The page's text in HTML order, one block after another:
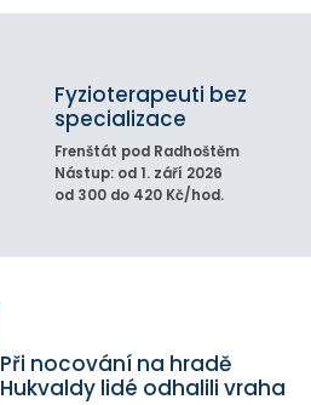
Fyzioterapeuti bez
specializace
Frenštát pod Radhoštěm
Nástup: od 1. září 2026
od 300 do 420 Kč/hod.
Při nocování na hradě
Hukvaldy lidé odhalili vraha